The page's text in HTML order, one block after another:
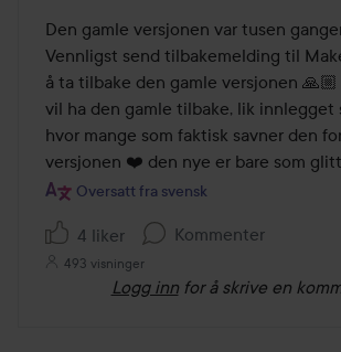
Den gamle versjonen var tusen
Vennligst send tilbakemelding til
å ta tilbake den gamle versjonen
vil ha den gamle tilbake, lik innlegget
hvor mange som faktisk savner den
versjonen ❤️ den nye er bare som
Oversatt fra svensk
4 liker Kommenter
493 visninger
Logg inn for å skrive en